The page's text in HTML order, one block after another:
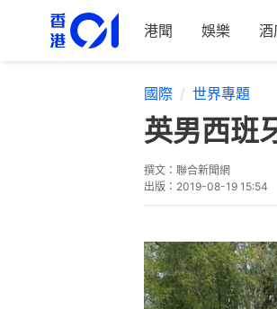
港聞 娛樂 酒
國際 世界專題
英男西班
撰文： 聯合新聞網
出版： 2019-08-19 15:54